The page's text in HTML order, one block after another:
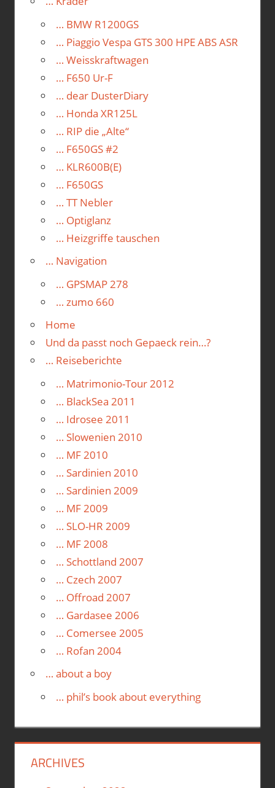
… BMW R1200GS
… Piaggio Vespa GTS 300 HPE ABS ASR
… Weisskraftwagen
… F650 Ur-F
… dear DusterDiary
… Honda XR125L
… RIP die „Alte“
… F650GS #2
… KLR600B(E)
… F650GS
… TT Nebler
… Optiglanz
… Heizgriffe tauschen
… Navigation
… GPSMAP 278
… zumo 660
Home
Und da passt noch Gepaeck rein…?
… Reiseberichte
… Matrimonio-Tour 2012
… BlackSea 2011
… Idrosee 2011
… Slowenien 2010
… MF 2010
… Sardinien 2010
… Sardinien 2009
… MF 2009
… SLO-HR 2009
… MF 2008
… Schottland 2007
… Czech 2007
… Offroad 2007
… Gardasee 2006
… Comersee 2005
… Rofan 2004
… about a boy
… phil’s book about everything
ARCHIVES